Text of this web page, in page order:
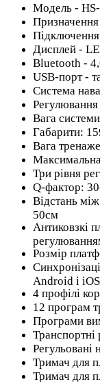
Модель -
Дисплей -
Bluetooth -
USB-порт -
Система
Регулювання
Вага
Габарити:
Вага
Три рівня
Q-фактор:
Відстань
50см
Антиковзкі
Розмір
Android і
4 профілі
12 програм
Програми
Транспортні
Регульовані
Тримач для
Тримач для